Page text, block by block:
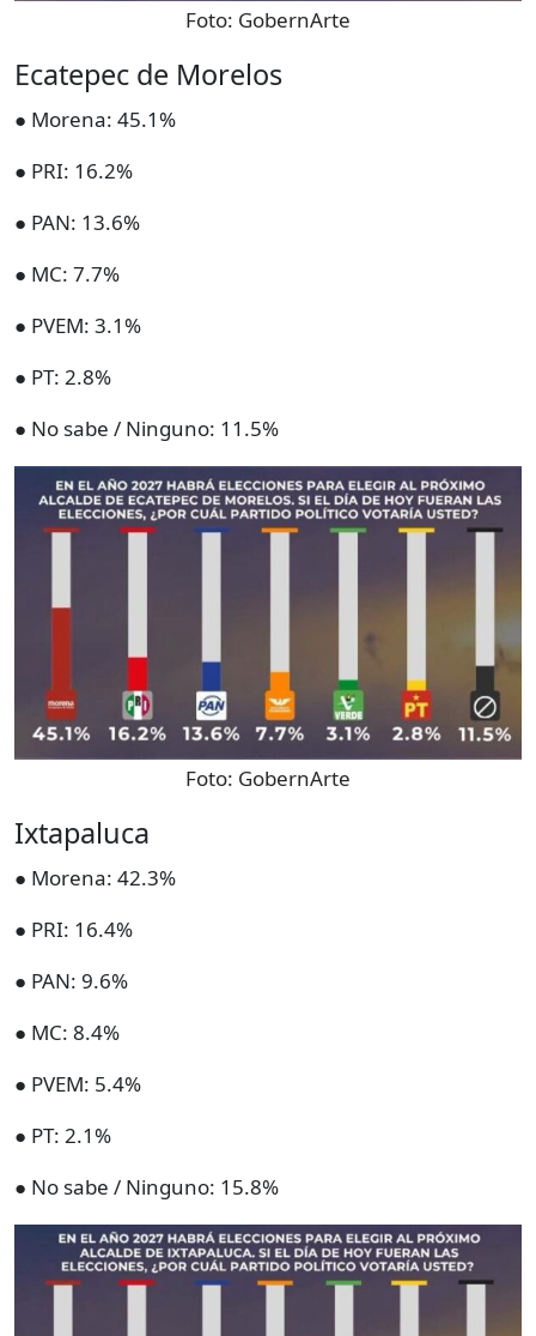
Foto: GobernArte
Ecatepec de Morelos
● Morena: 45.1%
● PRI: 16.2%
● PAN: 13.6%
● MC: 7.7%
● PVEM: 3.1%
● PT: 2.8%
● No sabe / Ninguno: 11.5%
Foto: GobernArte
Ixtapaluca
● Morena: 42.3%
● PRI: 16.4%
● PAN: 9.6%
● MC: 8.4%
● PVEM: 5.4%
● PT: 2.1%
● No sabe / Ninguno: 15.8%